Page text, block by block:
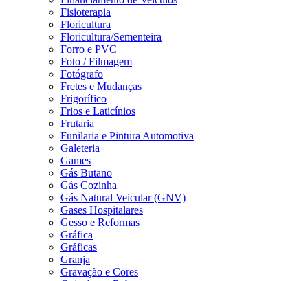
Fisioterapia
Floricultura
Floricultura/Sementeira
Forro e PVC
Foto / Filmagem
Fotógrafo
Fretes e Mudanças
Frigorífico
Frios e Laticínios
Frutaria
Funilaria e Pintura Automotiva
Galeteria
Games
Gás Butano
Gás Cozinha
Gás Natural Veicular (GNV)
Gases Hospitalares
Gesso e Reformas
Gráfica
Gráficas
Granja
Gravação e Cores